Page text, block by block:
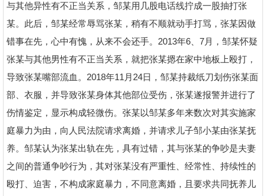
与其他异性有不正当关系，邹某用几股电话线拧成一股抽打张
某。此后，邹某经常辱骂张某，稍有不顺就动手打骂，张某因做
错事在先，心中有愧，从来不会还手。2013年6、7月，邹某怀疑
张某与其他男性有不正当关系，就把张某摁在家中地板上殴打，
导致张某嘴部流血。2018年11月24日，邹某持裁纸刀划伤张某面
部、衣服，并导致张某身体其他部位受伤，张某遂报警并进行了
伤情鉴定，显示构成轻微伤。张某以邹某多年来数次对其实施家
庭暴力为由，向人民法院请求离婚，并请求儿子邹小某由张某抚
养。邹某认为张某出轨在先，具有过错，其与张某的争吵是夫妻
之间的普通争吵行为，其对张某没有严重性、经常性、持续性的
殴打、迫害，不构成家庭暴力，不同意离婚，且要求共同抚养儿